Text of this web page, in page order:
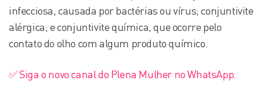
infecciosa, causada por bactérias ou vírus; conjuntivite
alérgica; e conjuntivite química, que ocorre pelo
contato do olho com algum produto químico.
✅ Siga o novo canal do Plena Mulher no WhatsApp.